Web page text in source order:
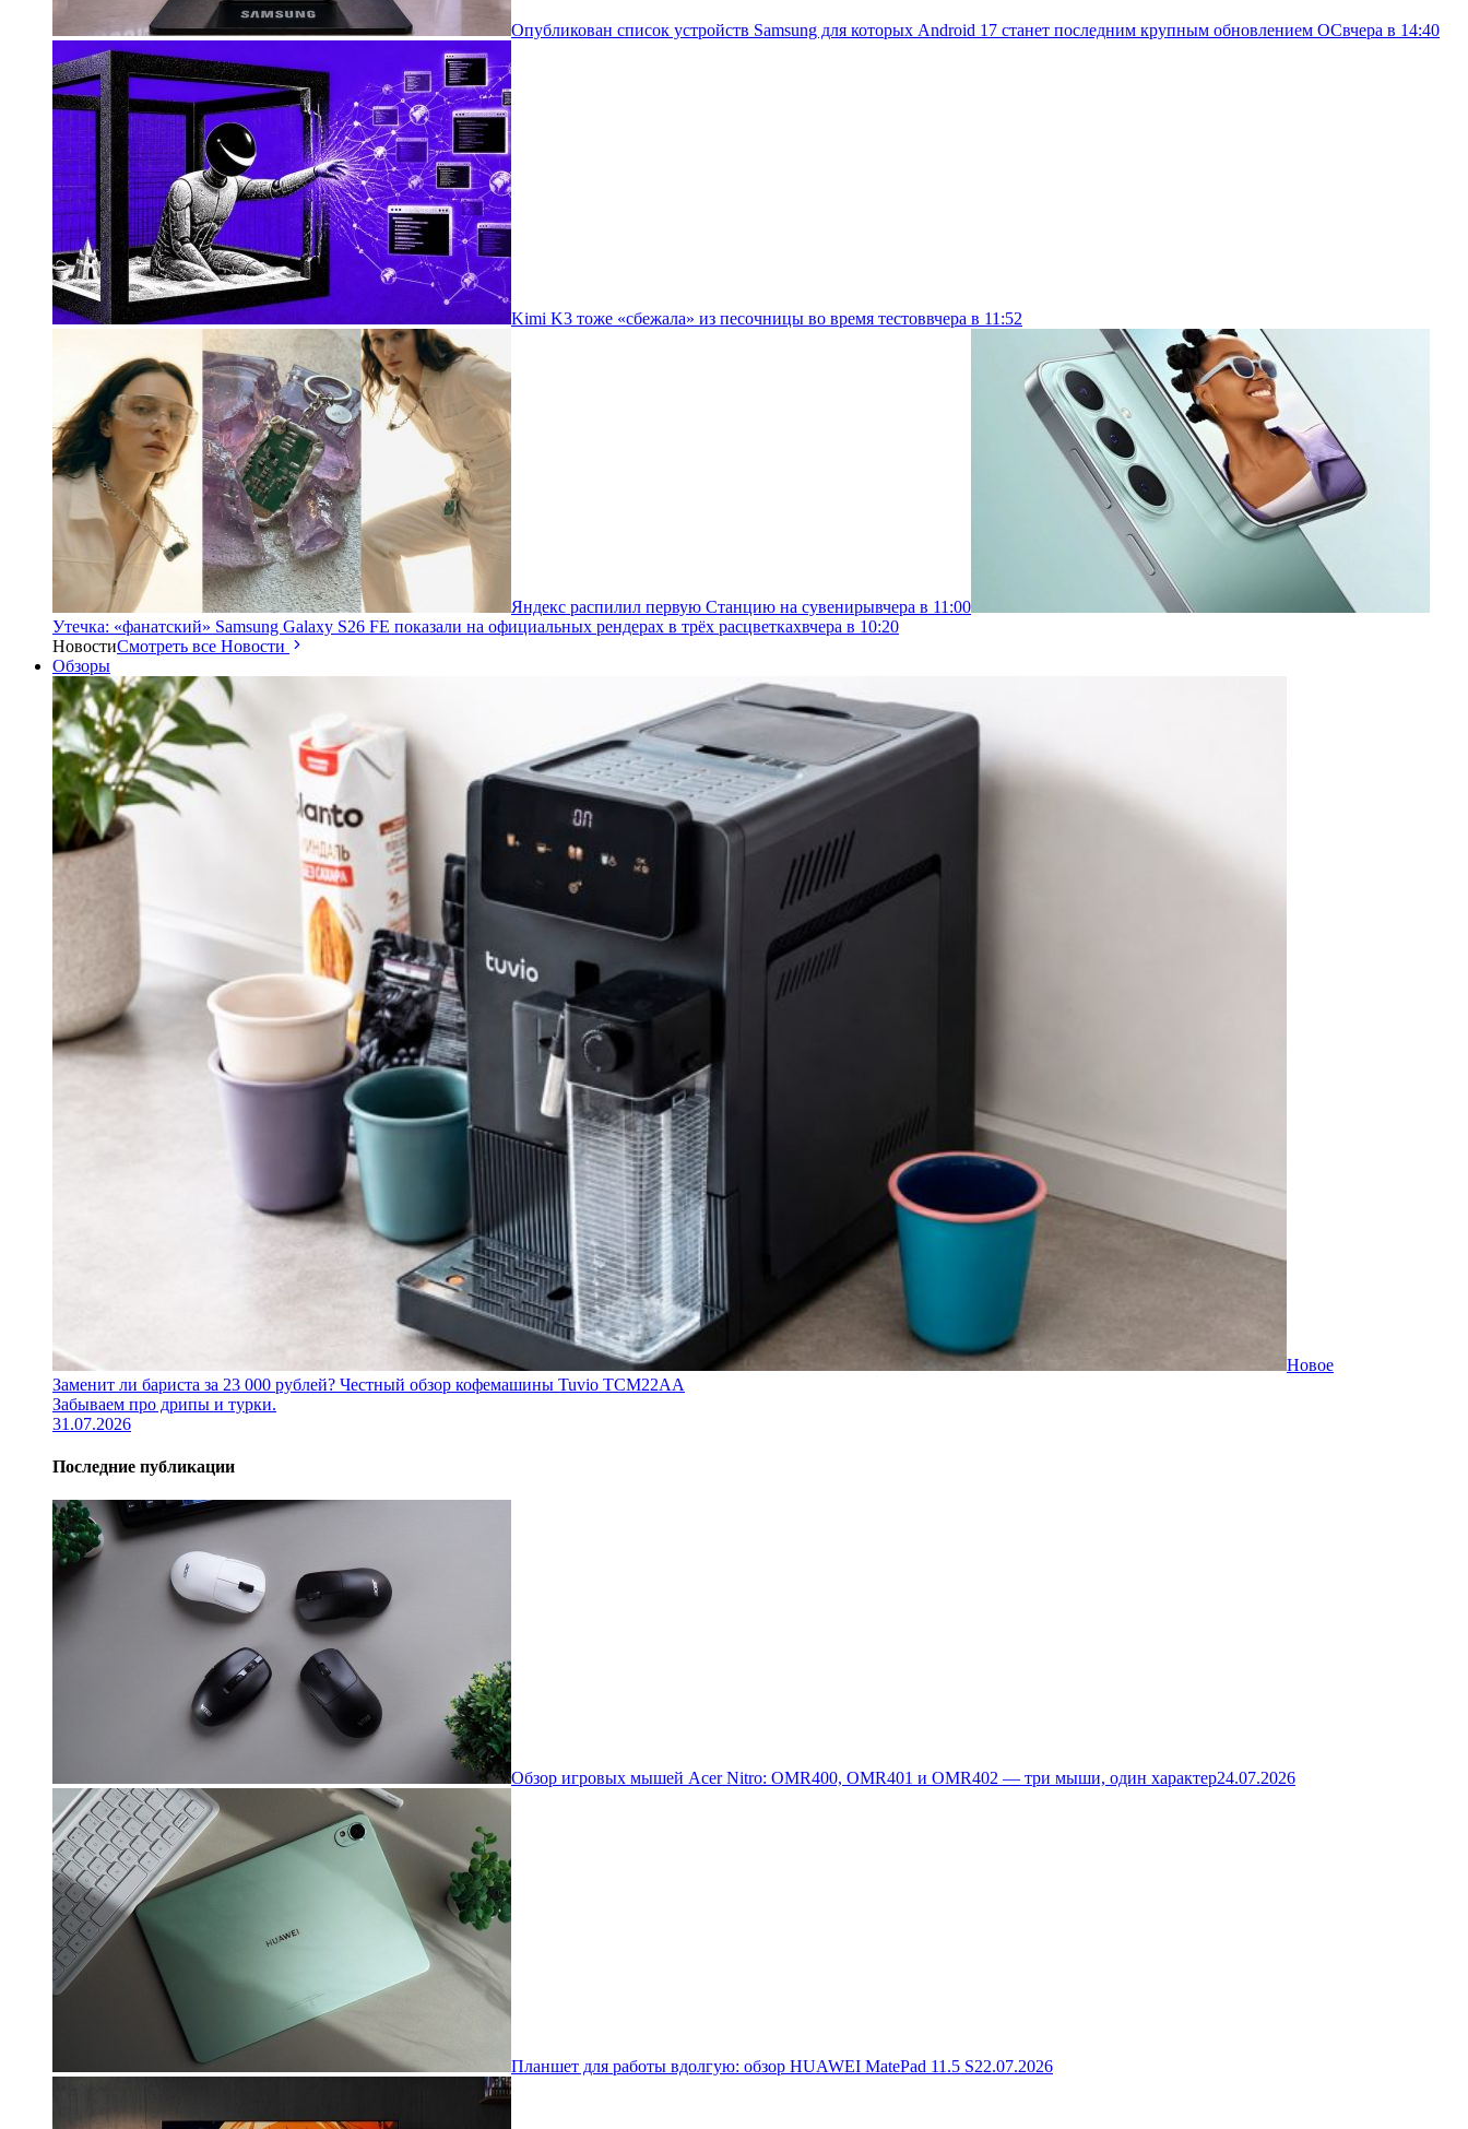
Опубликован список устройств Samsung для которых Android 17 станет последним крупным обновлением ОСвчера в 14:40
Kimi K3 тоже «сбежала» из песочницы во время тестоввчера в 11:52
Яндекс распилил первую Станцию на сувенирывчера в 11:00
Утечка: «фанатский» Samsung Galaxy S26 FE показали на официальных рендерах в трёх расцветкахвчера в 10:20
НовостиСмотреть все Новости
Обзоры
Новое
Заменит ли бариста за 23 000 рублей? Честный обзор кофемашины Tuvio TCM22AA
Забываем про дрипы и турки.
31.07.2026
Последние публикации
Обзор игровых мышей Acer Nitro: OMR400, OMR401 и OMR402 — три мыши, один характер24.07.2026
Планшет для работы вдолгую: обзор HUAWEI MatePad 11.5 S22.07.2026